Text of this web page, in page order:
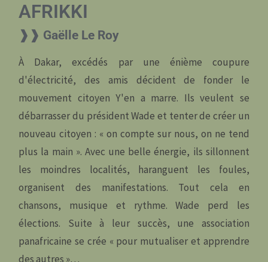
AFRIKKI
❱❱ Gaëlle Le Roy
À Dakar, excédés par une énième coupure
d'électricité, des amis décident de fonder le
mouvement citoyen Y'en a marre. Ils veulent se
débarrasser du président Wade et tenter de créer un
nouveau citoyen : « on compte sur nous, on ne tend
plus la main ». Avec une belle énergie, ils sillonnent
les moindres localités, haranguent les foules,
organisent des manifestations. Tout cela en
chansons, musique et rythme. Wade perd les
élections. Suite à leur succès, une association
panafricaine se crée « pour mutualiser et apprendre
des autres »…